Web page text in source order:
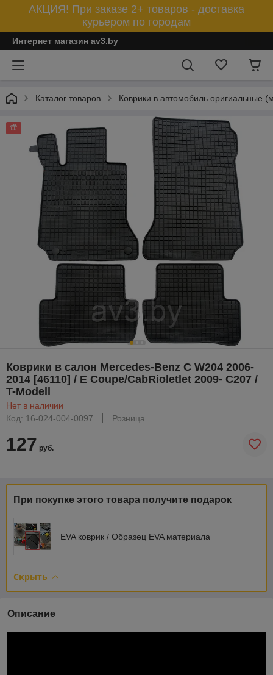
АКЦИЯ! При заказе 2+ товаров - доставка
курьером по городам
Интернет магазин av3.by
Каталог товаров Коврики в автомобиль оригиальные
Коврики в салон Mercedes-Benz C W204 2006-
2014 [46110] / E Coupe/CabRioletlet 2009- C207 /
T-Modell
Нет в наличии
Код: 16-024-004-0097
Розница
127 руб.
При покупке этого товара получите подарок
EVA коврик / Образец EVA материала
Скрыть
Описание